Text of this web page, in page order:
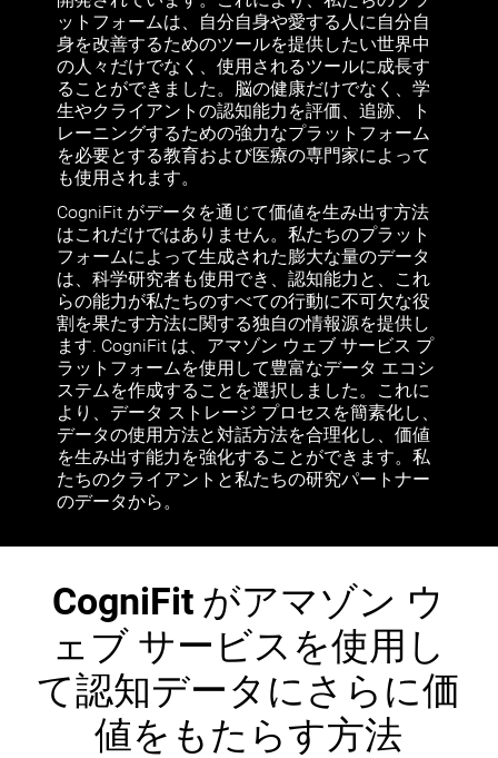
ットフォームは、自分自身や愛する人に自分自
身を改善するためのツールを提供したい世界中
の人々だけでなく、使用されるツールに成長す
ることができました。脳の健康だけでなく、学
生やクライアントの認知能力を評価、追跡、ト
レーニングするための強力なプラットフォーム
を必要とする教育および医療の専門家によって
も使用されます。
CogniFit がデータを通じて価値を生み出す方法
はこれだけではありません。私たちのプラット
フォームによって生成された膨大な量のデータ
は、科学研究者も使用でき、認知能力と、これ
らの能力が私たちのすべての行動に不可欠な役
割を果たす方法に関する独自の情報源を提供し
ます. CogniFit は、アマゾン ウェブ サービス プ
ラットフォームを使用して豊富なデータ エコシ
ステムを作成することを選択しました。これに
より、データ ストレージ プロセスを簡素化し、
データの使用方法と対話方法を合理化し、価値
を生み出す能力を強化することができます。私
たちのクライアントと私たちの研究パートナー
のデータから。
CogniFit がアマゾン ウ
ェブ サービスを使用し
て認知データにさらに価
値をもたらす方法